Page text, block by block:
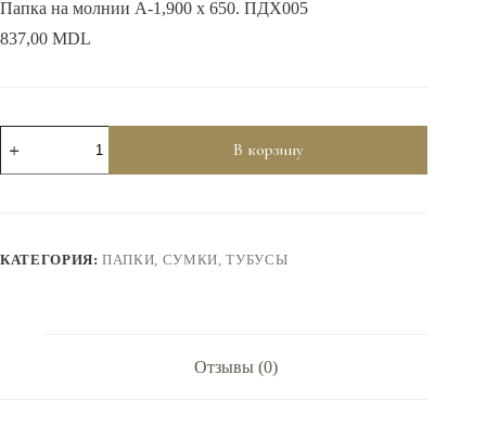
Папка на молнии А-1,900 х 650. ПДХ005
837,00 MDL
товара
Папка
650.
В корзину
КАТЕГОРИЯ:ПАПКИ, СУМКИ, ТУБУСЫ
Отзывы (0)